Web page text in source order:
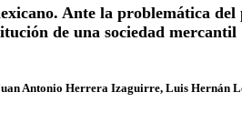
Ante la problemática del
de una sociedad mercantil
Antonio Herrera Izaguirre, Luis Hernán